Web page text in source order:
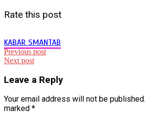
Rate this post
KABAR SMANTAB
Post
navigation
Previous post
Next post
Leave a Reply
Your email address will not be published.
marked *